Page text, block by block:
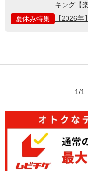
キング【
夏休み特集
【2026
1/1